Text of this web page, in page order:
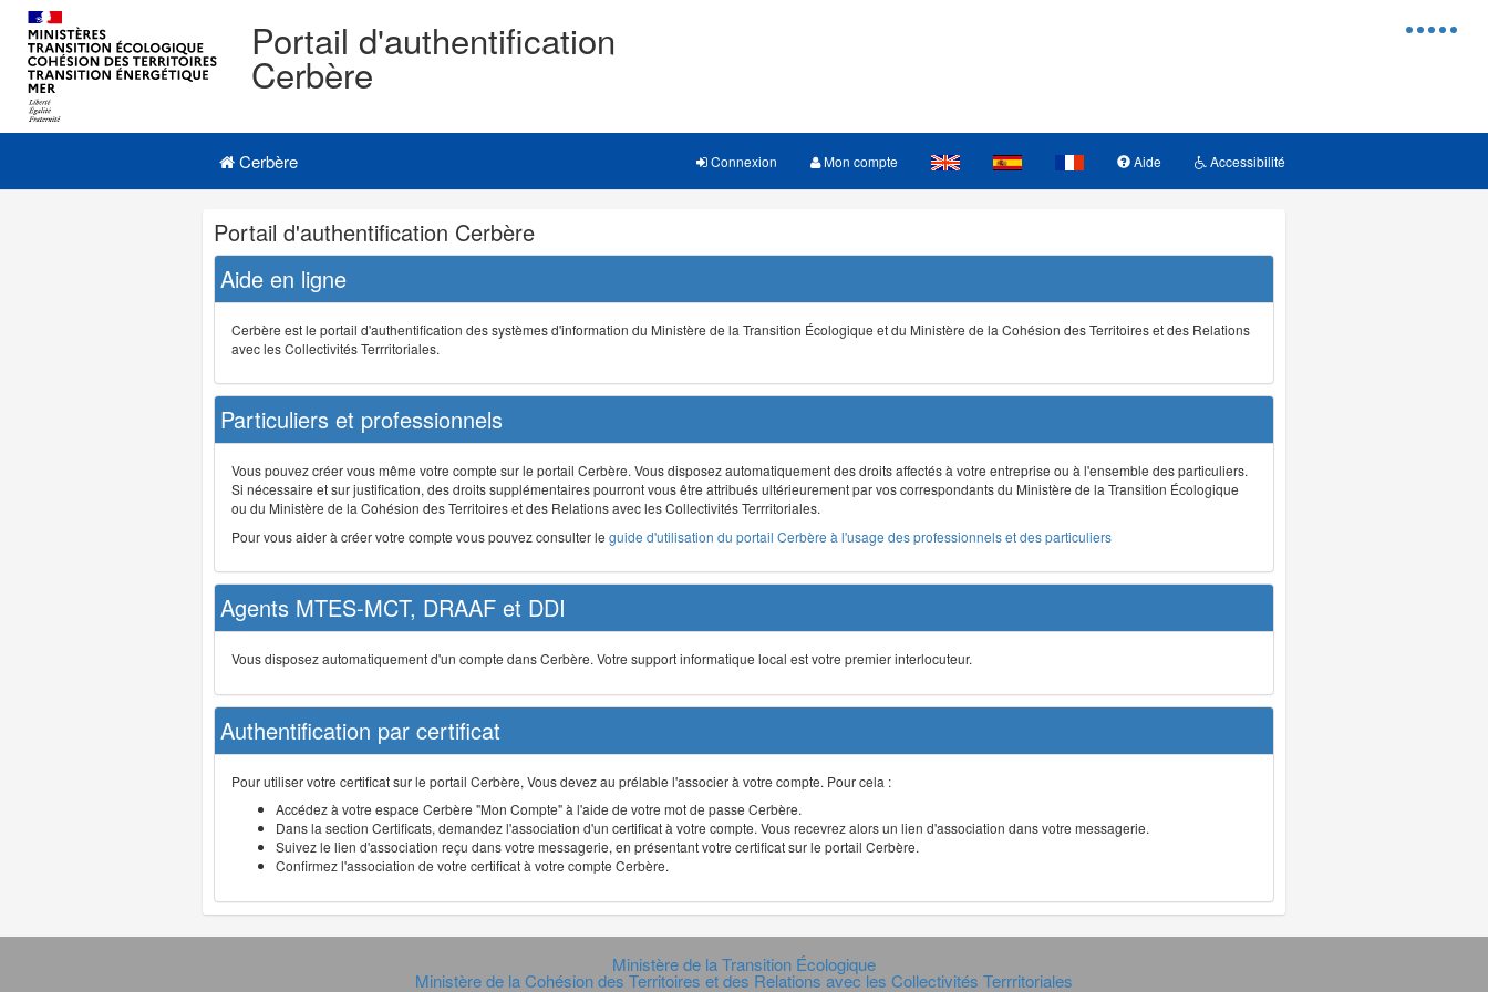
Menu
Portail d'authentification
Cerbère
Navigation
Menu principal
Cerbère Connexion Mon compte Aide Accessibilité
Navigation
et
outils
annexes
Portail d'authentification Cerbère
Aide en ligne
Cerbère est le portail d'authentification des systèmes d'information du Ministère de la Transition Écologique et du Ministère de la Cohésion des Territoires et des Relations
avec les Collectivités Terrritoriales.
Particuliers et professionnels
Vous pouvez créer vous même votre compte sur le portail Cerbère. Vous disposez automatiquement des droits affectés à votre entreprise ou à l'ensemble des particuliers.
Si nécessaire et sur justification, des droits supplémentaires pourront vous être attribués ultérieurement par vos correspondants du Ministère de la Transition Écologique
ou du Ministère de la Cohésion des Territoires et des Relations avec les Collectivités Terrritoriales.
Pour vous aider à créer votre compte vous pouvez consulter le guide d'utilisation du portail Cerbère à l'usage des professionnels et des particuliers
Agents MTES-MCT, DRAAF et DDI
Vous disposez automatiquement d'un compte dans Cerbère. Votre support informatique local est votre premier interlocuteur.
Authentification par certificat
Pour utiliser votre certificat sur le portail Cerbère, Vous devez au prélable l'associer à votre compte. Pour cela :
Accédez à votre espace Cerbère "Mon Compte" à l'aide de votre mot de passe Cerbère.
Dans la section Certificats, demandez l'association d'un certificat à votre compte. Vous recevrez alors un lien d'association dans votre messagerie.
Suivez le lien d'association reçu dans votre messagerie, en présentant votre certificat sur le portail Cerbère.
Confirmez l'association de votre certificat à votre compte Cerbère.
Ministère de la Transition Écologique
Ministère de la Cohésion des Territoires et des Relations avec les Collectivités Terrritoriales